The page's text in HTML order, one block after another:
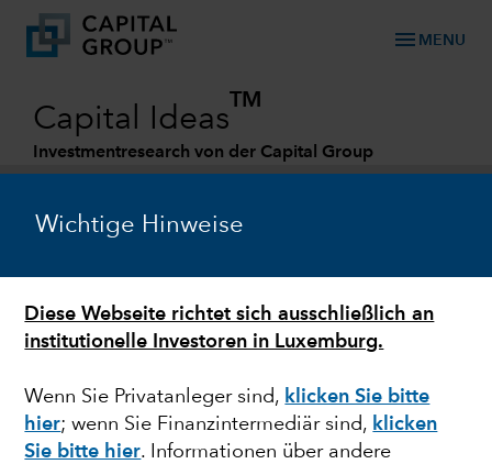
Wichtige Hinweise
Diese Webseite richtet sich ausschließlich an
institutionelle Investoren in Luxemburg.
Wenn Sie Privatanleger sind, klicken Sie bitte
hier; wenn Sie Finanzintermediär sind, klicken
Sie bitte hier. Informationen über andere
menu MENU
Capital Ideas
TM
Investmentresearch von der Capital Group
GESUNDHEIT